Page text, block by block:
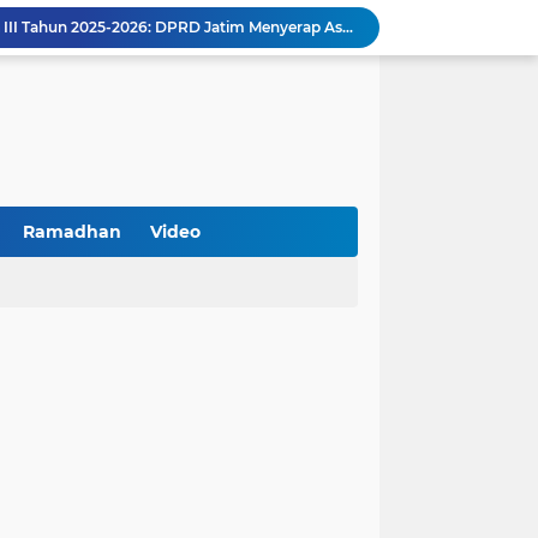
Reses Masa Persidangan III Tahun 2025-2026: DPRD Jatim Menyerap Aspirasi Mengawal Pembangunan Jawa Timur
Kemenkop Tekankan Peran Strategis Manajer dalam Menentukan Keberhasilan KDKMP
Ramadhan Video